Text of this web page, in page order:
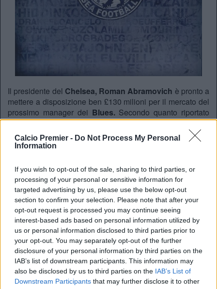
Calcio Premier - Do Not Process My Personal
Information
If you wish to opt-out of the sale, sharing to third parties, or
processing of your personal or sensitive information for
targeted advertising by us, please use the below opt-out
section to confirm your selection. Please note that after your
opt-out request is processed you may continue seeing
interest-based ads based on personal information utilized by
us or personal information disclosed to third parties prior to
your opt-out. You may separately opt-out of the further
disclosure of your personal information by third parties on the
IAB’s list of downstream participants. This information may
also be disclosed by us to third parties on the IAB’s List of
Downstream Participants that may further disclose it to other
Il presidente del Chelsea, Roman Abramovich è pronto a
mettere a disposizione ben £130 milioni per il mercato del
prossimo manager dei Blues.Secondo quanto riportato
dalSun, l’indiziato numero uno è l’attuale Ct della
nazionale italianaAntonio Conte,ma sono stati
selezionati anche
Jorge SampaolieDiego Simeone.
è stato in Italia durante la settimana per visionare alcuni
giocatori, tra cui anche il centrocampista delBayern
Monaco Arturo Vidal.L’obiettivo principale, in difesa,
rimane inveceJohn Stones,per il quale iBluesfaranno
un altro tentativo dopo le numerose offerte avanzate in
estate. Si parla della considerevole cifra di £40 milioni.
REDAZIONE
Twitter @Calciopremier.it